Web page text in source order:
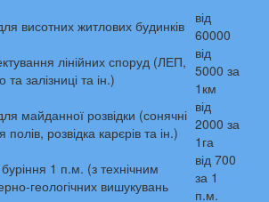
висотних житлових будинків
від
60000
лінійних споруд (ЛЕП,
залізниці та ін.)
від
5000 за
1км
майданної розвідки (сонячні
розвідка карєрів та ін.)
від
2000 за
1га
1 п.м. (з технічним
геологічних вишукувань
від 700
за 1
п.м.